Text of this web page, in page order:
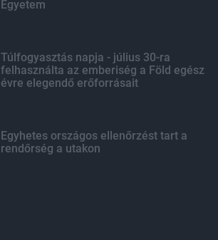
Egyetem
Túlfogyasztás napja - július 30-ra
felhasználta az emberiség a Föld egész
évre elegendő erőforrásait
Egyhetes országos ellenőrzést tart a
rendőrség a utakon